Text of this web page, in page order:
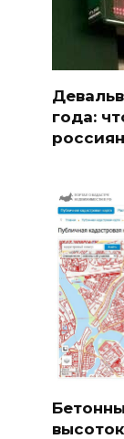
года:
россиян